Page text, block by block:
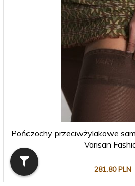
Pończochy przeciwżylakowe
Varisan
281,80 PLN